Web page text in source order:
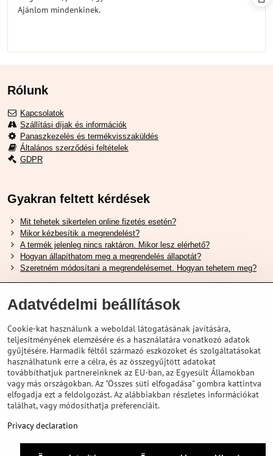
Ajánlom mindenkinek.
Rólunk
Kapcsolatok
Szállítási díjak és információk
Panaszkezelés és termékvisszaküldés
Általános szerződési feltételek
GDPR
Gyakran feltett kérdések
Mit tehetek sikertelen online fizetés esetén?
Mikor kézbesítik a megrendelést?
A termék jelenleg nincs raktáron. Mikor lesz elérhető?
Hogyan állapíthatom meg a megrendelés állapotát?
Szeretném módosítani a megrendelésemet. Hogyan tehetem meg?
Hasznos Linkek
Hogyan válasszuk ki a megfelelő felfüggesztési villát ?
Hogyan válasszuk ki a megfelelő méretű sisakot?
Shimano E-Bike Akkumulátor Útmutató
Schwalbe Tubeless Gumik Felfedezése
Adatvédelmi beállítások
Cookie-kat használunk a weboldal látogatásának javítására,
teljesítményének elemzésére és a használatára vonatkozó adatok
gyűjtésére. Harmadik féltől származó eszközöket és szolgáltatásokat
használhatunk erre a célra, és az összegyűjtött adatokat
továbbíthatjuk partnereinknek az EU-ban, az Egyesült Államokban
vagy más országokban. Az "Összes süti elfogadása" gombra kattintva
elfogadja ezt a feldolgozást. Az alábbiakban részletes információkat
találhat, vagy módosíthatja preferenciáit.
Privacy declaration